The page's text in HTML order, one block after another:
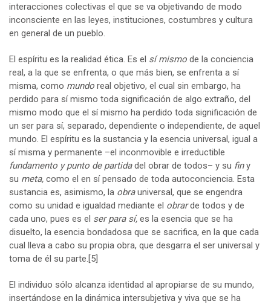
interacciones colectivas el que se va objetivando de modo
inconsciente en las leyes, instituciones, costumbres y cultura
en general de un pueblo.
El espíritu es la realidad ética. Es el sí mismo de la conciencia
real, a la que se enfrenta, o que más bien, se enfrenta a sí
misma, como mundo real objetivo, el cual sin embargo, ha
perdido para sí mismo toda significación de algo extraño, del
mismo modo que el sí mismo ha perdido toda significación de
un ser para sí, separado, dependiente o independiente, de aquel
mundo. El espíritu es la sustancia y la esencia universal, igual a
sí misma y permanente –el inconmovible e irreductible
fundamento y punto de partidadel obrar de todos– y su finy
su meta, como el en sí pensado de toda autoconciencia. Esta
sustancia es, asimismo, la obrauniversal, que se engendra
como su unidad e igualdad mediante el obrarde todos y de
cada uno, pues es el ser para sí, es la esencia que se ha
disuelto, la esencia bondadosa que se sacrifica, en la que cada
cual lleva a cabo su propia obra, que desgarra el ser universal y
toma de él su parte.[5]
El individuo sólo alcanza identidad al apropiarse de su mundo,
insertándose en la dinámica intersubjetiva y viva que se ha